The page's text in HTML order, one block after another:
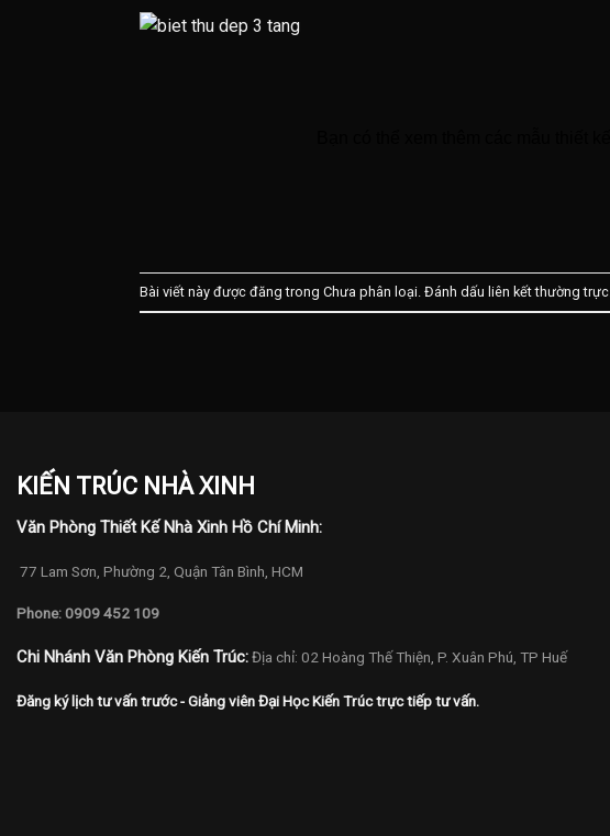
Bài viết này được đăng trong Chưa phân loại. Đánh dấu liên kết thường trực
KIẾN TRÚC NHÀ XINH
Văn Phòng Thiết Kế Nhà Xinh Hồ Chí Minh:
77 Lam Sơn, Phường 2, Quận Tân Bình, HCM
Phone: 0909 452 109
Chi Nhánh Văn Phòng Kiến Trúc:Địa chỉ: 02 Hoàng Thế Thiện, P. Xuân Phú, TP Huế
Đăng ký lịch tư vấn trước - Giảng viên Đại Học Kiến Trúc trực tiếp tư vấn.